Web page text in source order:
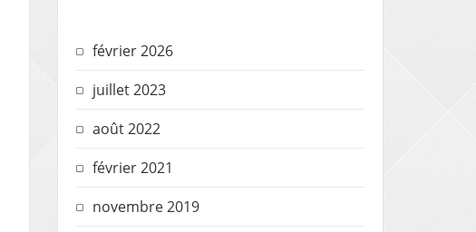
février 2026
juillet 2023
août 2022
février 2021
novembre 2019